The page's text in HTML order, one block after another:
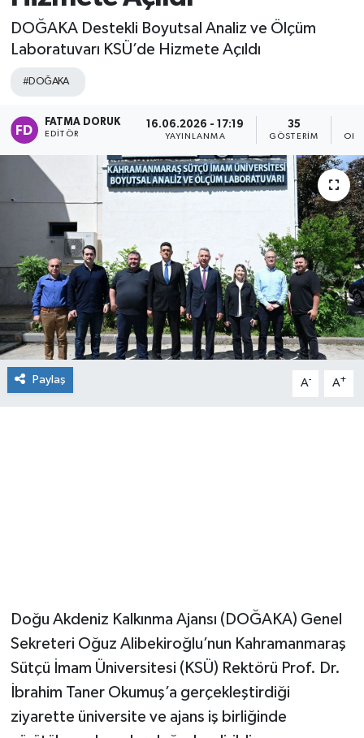
DOĞAKA Destekli Boyutsal Analiz ve Ölçüm
Laboratuvarı KSÜ’de Hizmete Açıldı
#DOĞAKA
FATMA DORUK
EDITÖR
16.06.2026 - 17:19
YAYINLANMA
35
GÖSTERIM
Paylaş A- A+
Doğu Akdeniz Kalkınma Ajansı (DOĞAKA) Genel
Sekreteri Oğuz Alibekiroğlu’nun Kahramanmaraş
Sütçü İmam Üniversitesi (KSÜ) Rektörü Prof. Dr.
İbrahim Taner Okumuş’a gerçekleştirdiği
ziyarette üniversite ve ajans iş birliğinde